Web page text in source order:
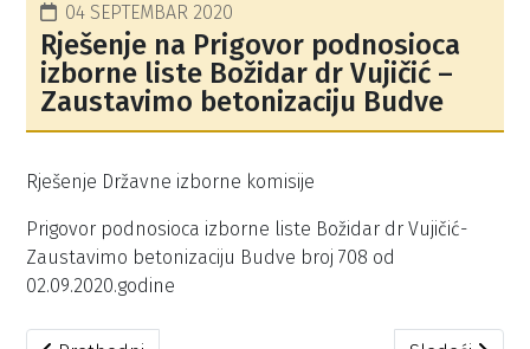
04 SEPTEMBAR 2020
Rješenje na Prigovor podnosioca
izborne liste Božidar dr Vujičić –
Zaustavimo betonizaciju Budve
Rješenje Državne izborne komisije
Prigovor podnosioca izborne liste Božidar dr Vujičić-
Zaustavimo betonizaciju Budve broj 708 od
02.09.2020.godine